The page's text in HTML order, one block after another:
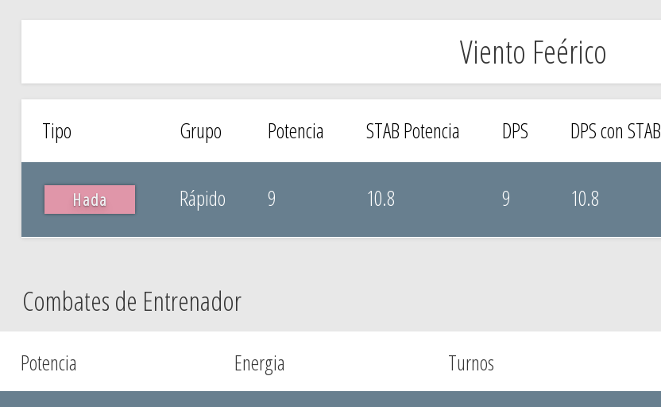
Viento Feérico
Tipo Grupo Potencia STAB Potencia DPS DPS con STAB
Hada Rápido 9 10.8 9 10.8
Combates de Entrenador
Potencia Energia Turnos